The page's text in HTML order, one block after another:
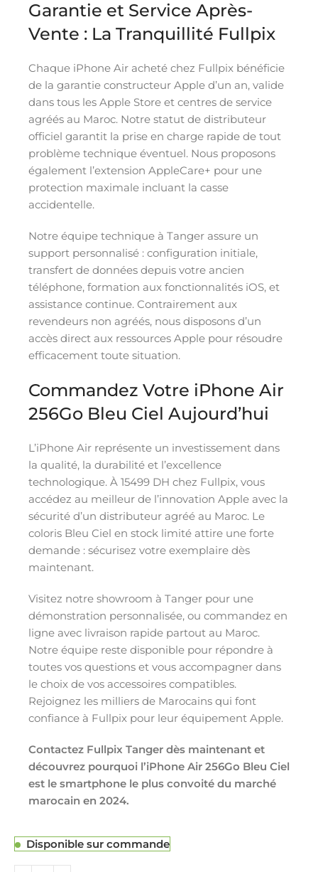
Garantie et Service Après-
Vente : La Tranquillité Fullpix
Chaque iPhone Air acheté chez Fullpix bénéficie
de la garantie constructeur Apple d’un an, valide
dans tous les Apple Store et centres de service
agréés au Maroc. Notre statut de distributeur
officiel garantit la prise en charge rapide de tout
problème technique éventuel. Nous proposons
également l’extension AppleCare+ pour une
protection maximale incluant la casse
accidentelle.
Notre équipe technique à Tanger assure un
support personnalisé : configuration initiale,
transfert de données depuis votre ancien
téléphone, formation aux fonctionnalités iOS, et
assistance continue. Contrairement aux
revendeurs non agréés, nous disposons d’un
accès direct aux ressources Apple pour résoudre
efficacement toute situation.
Commandez Votre iPhone Air
256Go Bleu Ciel Aujourd’hui
L’iPhone Air représente un investissement dans
la qualité, la durabilité et l’excellence
technologique. À 15499 DH chez Fullpix, vous
accédez au meilleur de l’innovation Apple avec la
sécurité d’un distributeur agréé au Maroc. Le
coloris Bleu Ciel en stock limité attire une forte
demande : sécurisez votre exemplaire dès
maintenant.
Visitez notre showroom à Tanger pour une
démonstration personnalisée, ou commandez en
ligne avec livraison rapide partout au Maroc.
Notre équipe reste disponible pour répondre à
toutes vos questions et vous accompagner dans
le choix de vos accessoires compatibles.
Rejoignez les milliers de Marocains qui font
confiance à Fullpix pour leur équipement Apple.
Contactez Fullpix Tanger dès maintenant et
découvrez pourquoi l’iPhone Air 256Go Bleu Ciel
est le smartphone le plus convoité du marché
marocain en 2024.
Disponible sur commande